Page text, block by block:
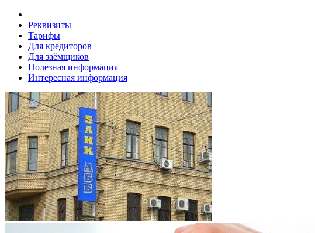
Реквизиты
Тарифы
Для кредиторов
Для заёмщиков
Полезная информация
Интересная информация